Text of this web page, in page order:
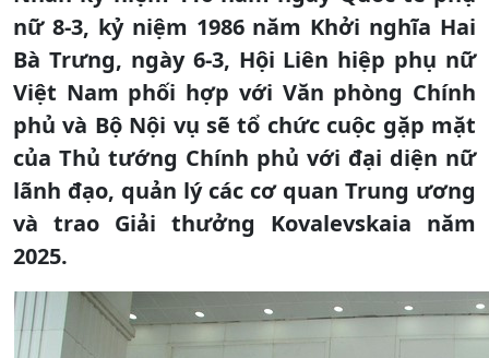
nữ 8-3, kỷ niệm 1986 năm Khởi nghĩa Hai
Bà Trưng, ngày 6-3, Hội Liên hiệp phụ nữ
Việt Nam phối hợp với Văn phòng Chính
phủ và Bộ Nội vụ sẽ tổ chức cuộc gặp mặt
của Thủ tướng Chính phủ với đại diện nữ
lãnh đạo, quản lý các cơ quan Trung ương
và trao Giải thưởng Kovalevskaia năm
2025.